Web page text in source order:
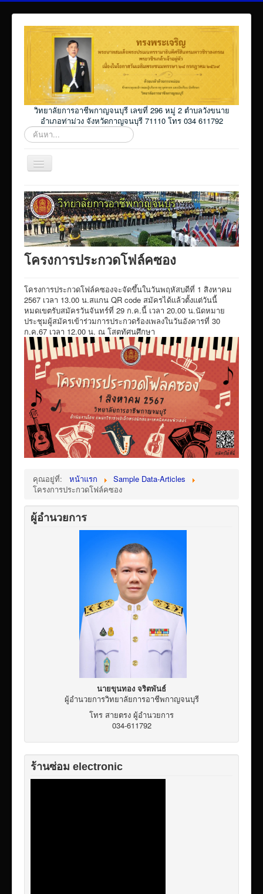
วิทยาลัยการอาชีพกาญจนบุรี เลขที่ 296 หมู่ 2 ตำบลวังขนาย
อำเภอท่าม่วง จังหวัดกาญจนบุรี 71110 โทร 034 611792
ค้นหา...
สลับ
เก
ชั่น
Home
โปรแกรม ศธ02 ออนไลน์
Elearning_kicec
Facebookงานประชาสัมพันธ์
ITA/ข้อมูลสาธารณะ
ID-PLAN
พัสดุ/จัดซื่อจัดจ้าง
Link รวมระบบรายงานข้อมูลต่าง ๆ
ติดต่อวิทยาลัย
แบบประเมินครูผู้สอน
ห้องสมุดอิเล็กทรอนิกส์
ศูนย์ซ่อมสร้างเพื่อชุมชน FixitCenter
รวม Link หน้าเว็บ QRCode
กฎหมายด้านการศึกษา
ร้องเรียน/ร้องทุกข์/สอบถามรายละเอียด
e-learning(sandbox)
เผยแพร่ผลงานวิชาการ
ข้อมูลเปิดเผยต่อสาธารณะ ita 2569
โครงการประกวดโฟล์คซอง
โครงการประกวดโฟล์คซองจะจัดขึ้นในวันพฤหัสบดีที่ 1 สิงหาคม
2567 เวลา 13.00 น.สแกน QR code สมัครได้แล้วตั้งแต่วันนี้
หมดเขตรับสมัครวันจันทร์ที่ 29 ก.ค.นี้ เวลา 20.00 น.นัดหมาย
ประชุมผู้สมัครเข้าร่วมการประกวดร้องเพลงในวันอังคารที่ 30
ก.ค.67 เวลา 12.00 น. ณ โสตทัศนศึกษา
คุณอยู่ที่: หน้าแรก
Sample Data-Articles
โครงการประกวดโฟล์คซอง
ผู้อำนวยการ
นายขุนทอง จริตพันธ์
ผู้อำนวยการวิทยาลัยการอาชีพกาญจนบุรี
โทร สายตรง ผู้อำนวยการ
034-611792
ร้านซ่อม electronic